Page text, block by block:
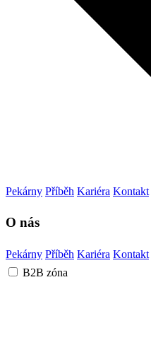
Pekárny Příběh Kariéra Kontakt
O nás
Pekárny Příběh Kariéra Kontakt
B2B zóna